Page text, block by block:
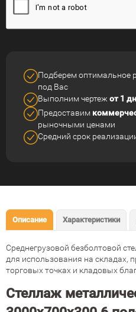
Подберем оптимальное
под Вас
Выполним чертеж от 1
Предоставим
рыночными ценами
Средний срок
Описание Характеристики
Среднегрузовой безболтовой
для использования на складах,
торговых точках и кладовых
Стеллаж